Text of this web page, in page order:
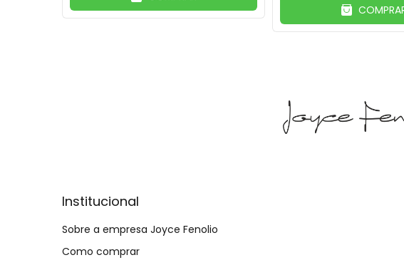
Institucional
Sobre a empresa Joyce Fenolio
Como comprar